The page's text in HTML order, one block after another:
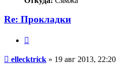
Re: Прокладки
Сообщение
ellecktrick » 19 авг 2013, 22:20